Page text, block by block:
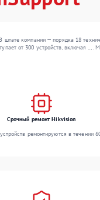
компании — порядка 18
от 300 устройств, включая , ,
Срочный ремонт Hikvision
ремонтируются в течении